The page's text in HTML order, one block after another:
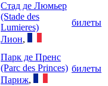
Стад де Люмьер
(Stade des
Lumieres)
Лион,
билеты
Парк де Пренс
(Parc des Princes)
Париж,
билеты